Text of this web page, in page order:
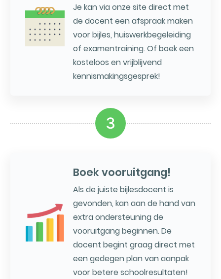
Je kan via onze site direct met
de docent een afspraak maken
voor bijles, huiswerkbegeleiding
of examentraining. Of boek een
kosteloos en vrijblijvend
kennismakingsgesprek!
3
Boek vooruitgang!
Als de juiste bijlesdocent is
gevonden, kan aan de hand van
extra ondersteuning de
vooruitgang beginnen. De
docent begint graag direct met
een gedegen plan van aanpak
voor betere schoolresultaten!